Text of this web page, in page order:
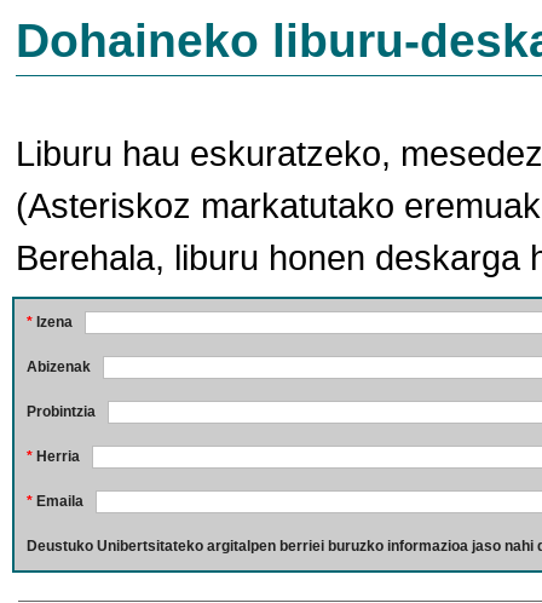
Dohaineko liburu-
Liburu hau eskuratzeko,
(Asteriskoz markatutako
Berehala, liburu honen deskarga
* Izena
Abizenak
Probintzia
* Herria
* Emaila
Deustuko Unibertsitateko argitalpen berriei buruzko informazioa jaso nahi